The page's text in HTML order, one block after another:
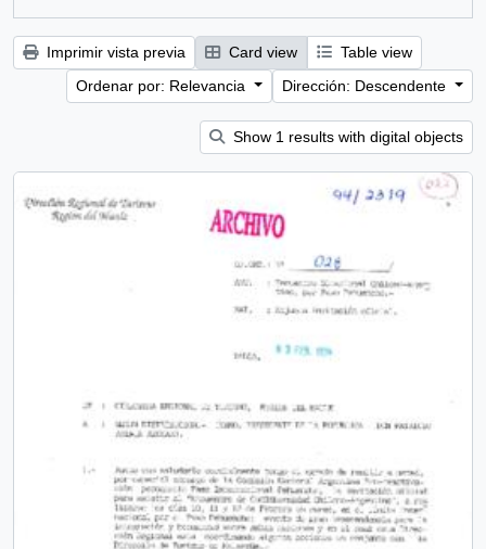
Imprimir vista previa Card view
Table view
Ordenar por: Relevancia
Dirección: Descendente
Show 1 results with digital objects